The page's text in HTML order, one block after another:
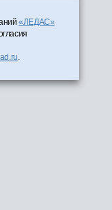
«ЛЕДАС»
.